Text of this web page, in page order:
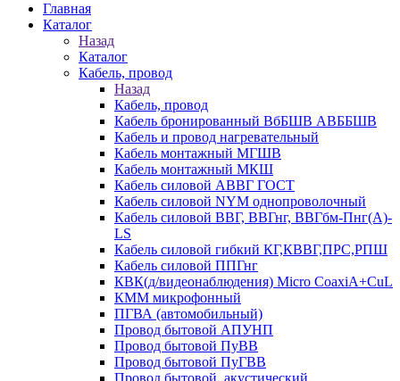
Главная
Каталог
Назад
Каталог
Кабель, провод
Назад
Кабель, провод
Кабель бронированный ВбБШВ АВББШВ
Кабель и провод нагревательный
Кабель монтажный МГШВ
Кабель монтажный МКШ
Кабель силовой АВВГ ГОСТ
Кабель силовой NYM однопроволочный
Кабель силовой ВВГ, ВВГнг, ВВГбм-Пнг(А)-
LS
Кабель силовой гибкий КГ,КВВГ,ПРС,РПШ
Кабель силовой ППГнг
КВК(д/видеонаблюдения) Micro CoaxiA+CuL
КММ микрофонный
ПГВА (автомобильный)
Провод бытовой АПУНП
Провод бытовой ПуВВ
Провод бытовой ПуГВВ